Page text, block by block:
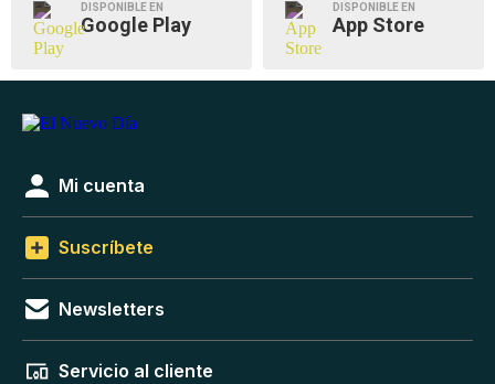
DISPONIBLE EN
Google Play
DISPONIBLE EN
App Store
Mi cuenta
Suscríbete
Newsletters
Servicio al cliente